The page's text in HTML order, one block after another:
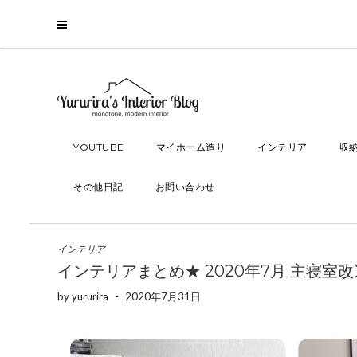
YOUTUBE マイホーム造り インテリア 収
その他日記 お問い合わせ
インテリア
インテリアまとめ★ 2020年7月 主寝室改
byyururira - 2020年7月31日